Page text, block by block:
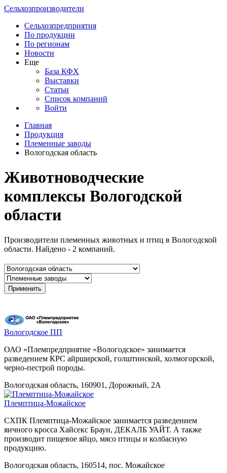
Сельхозпроизводители
Сельхозпредприятия
По продукции
По регионам
Новости
Еще
База КФХ
Выставки
Статьи
Список компаний
Войти
Главная
Продукция
Племенные заводы
Вологодская область
Животноводческие
комплексы Вологодской
области
Производители племенных животных и птиц в Вологодской
области. Найдено - 2 компаний.
Вологодское ПП
ОАО «Племпредприятие «Вологодское» занимается
разведением КРС айрширской, голштинской, холмогорской,
черно-пестрой породы.
Вологодская область, 160901, Дорожный, 2А
Племптица-Можайское
СХПК Племптица-Можайское занимается разведением
яичного кросса Хайсекс Браун, ДЕКАЛБ УАЙТ. А также
производит пищевое яйцо, мясо птицы и колбасную
продукцию.
Вологодская область, 160514, пос. Можайское